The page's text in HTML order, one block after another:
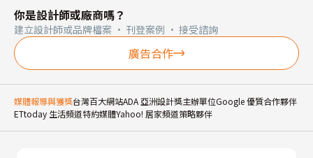
你是設計師或廠商嗎？
建立設計師或品牌檔案 · 刊登案例 · 接受諮詢
廣告合作
媒體報導與獲獎台灣百大網站ADA 亞洲設計獎主辦單位Google 優質合作夥伴
ETtoday 生活頻道特約媒體Yahoo! 居家頻道策略夥伴